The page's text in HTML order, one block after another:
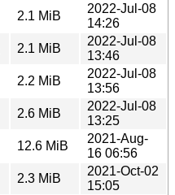
2.1 MiB
2022-Jul-08
14:26
2.1 MiB
2022-Jul-08
13:46
2.2 MiB
2022-Jul-08
13:56
2.6 MiB
2022-Jul-08
13:25
12.6 MiB
2021-Aug-
16 06:56
2.3 MiB
2021-Oct-02
15:05